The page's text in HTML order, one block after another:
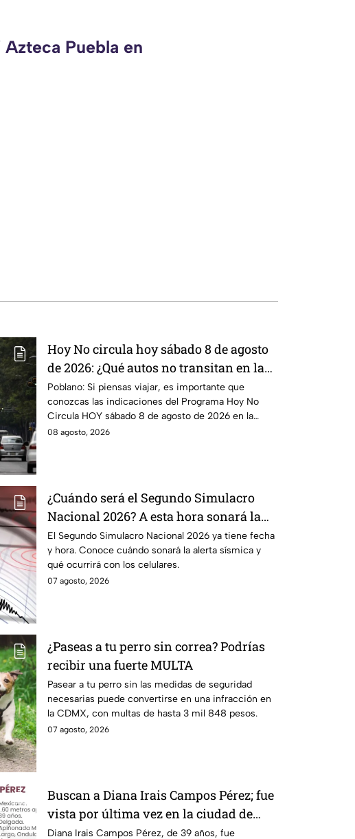
Puebla en
Hoy No circula hoy sábado 8 de agosto
de 2026: ¿Qué autos no transitan en la
CDMX y EdoMex?
Poblano: Si piensas viajar, es importante que
conozcas las indicaciones del Programa Hoy No
Circula HOY sábado 8 de agosto de 2026 en la
CDMX y EdoMex.
08 agosto, 2026
¿Cuándo será el Segundo Simulacro
Nacional 2026? A esta hora sonará la
alerta sísmica
El Segundo Simulacro Nacional 2026 ya tiene fecha
y hora. Conoce cuándo sonará la alerta sísmica y
qué ocurrirá con los celulares.
07 agosto, 2026
¿Paseas a tu perro sin correa? Podrías
recibir una fuerte MULTA
Pasear a tu perro sin las medidas de seguridad
necesarias puede convertirse en una infracción en
la CDMX, con multas de hasta 3 mil 848 pesos.
07 agosto, 2026
Buscan a Diana Irais Campos Pérez; fue
vista por última vez en la ciudad de
Puebla
Diana Irais Campos Pérez, de 39 años, fue